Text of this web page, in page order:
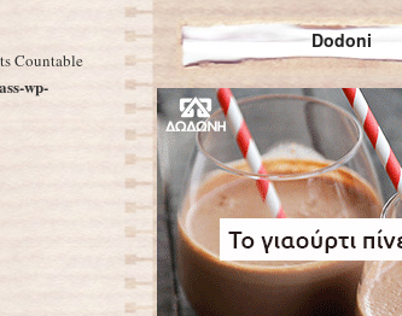
Countable
wp-
Dodoni